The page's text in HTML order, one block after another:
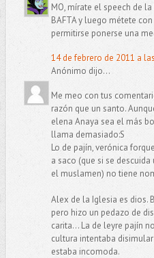
MO, mírate el speech de
BAFTA y luego métete
permitirse ponerse una
14 de febrero de 2011 a
Anónimo dijo...
Me meo con tus
razón que un santo.
elena Anaya sea el más
llama demasiado:S
Lo de pajín, verónica
a saco (que si se
el muslamen) no tiene
Alex de la Iglesia es dios.
pero hizo un pedazo de
carita... La de leyre pajín
cultura intentaba
estaba incomoda.